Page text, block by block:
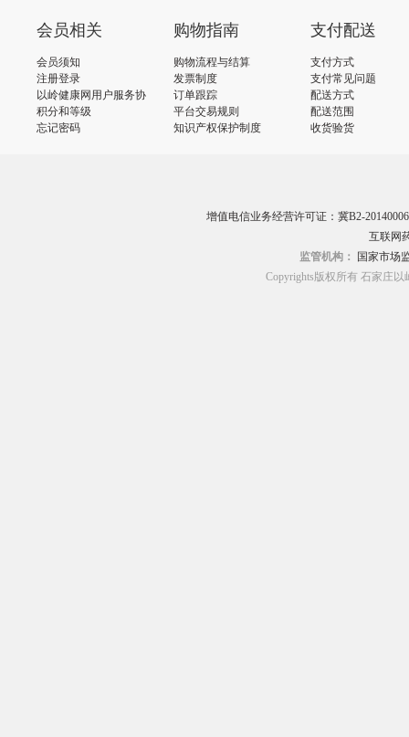
会员相关
会员须知
注册登录
以岭健康网用户服务协
议
积分和等级
忘记密码
购物指南
购物流程与结算
发票制度
订单跟踪
平台交易规则
知识产权保护制度
支付配送
支付方式
支付常见问题
配送方式
配送范围
收货验货
增值电信业务经营许可证：冀B2-20140006
互联网
监管机构：
国家市场
Copyrights版权所有 石家庄